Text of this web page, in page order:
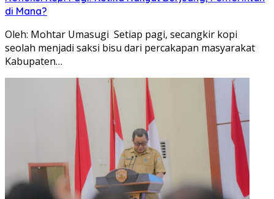
di Mana?
Oleh: Mohtar Umasugi Setiap pagi, secangkir kopi
seolah menjadi saksi bisu dari percakapan masyarakat
Kabupaten…